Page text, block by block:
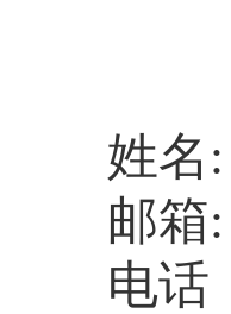
姓名 :
邮箱:
电话